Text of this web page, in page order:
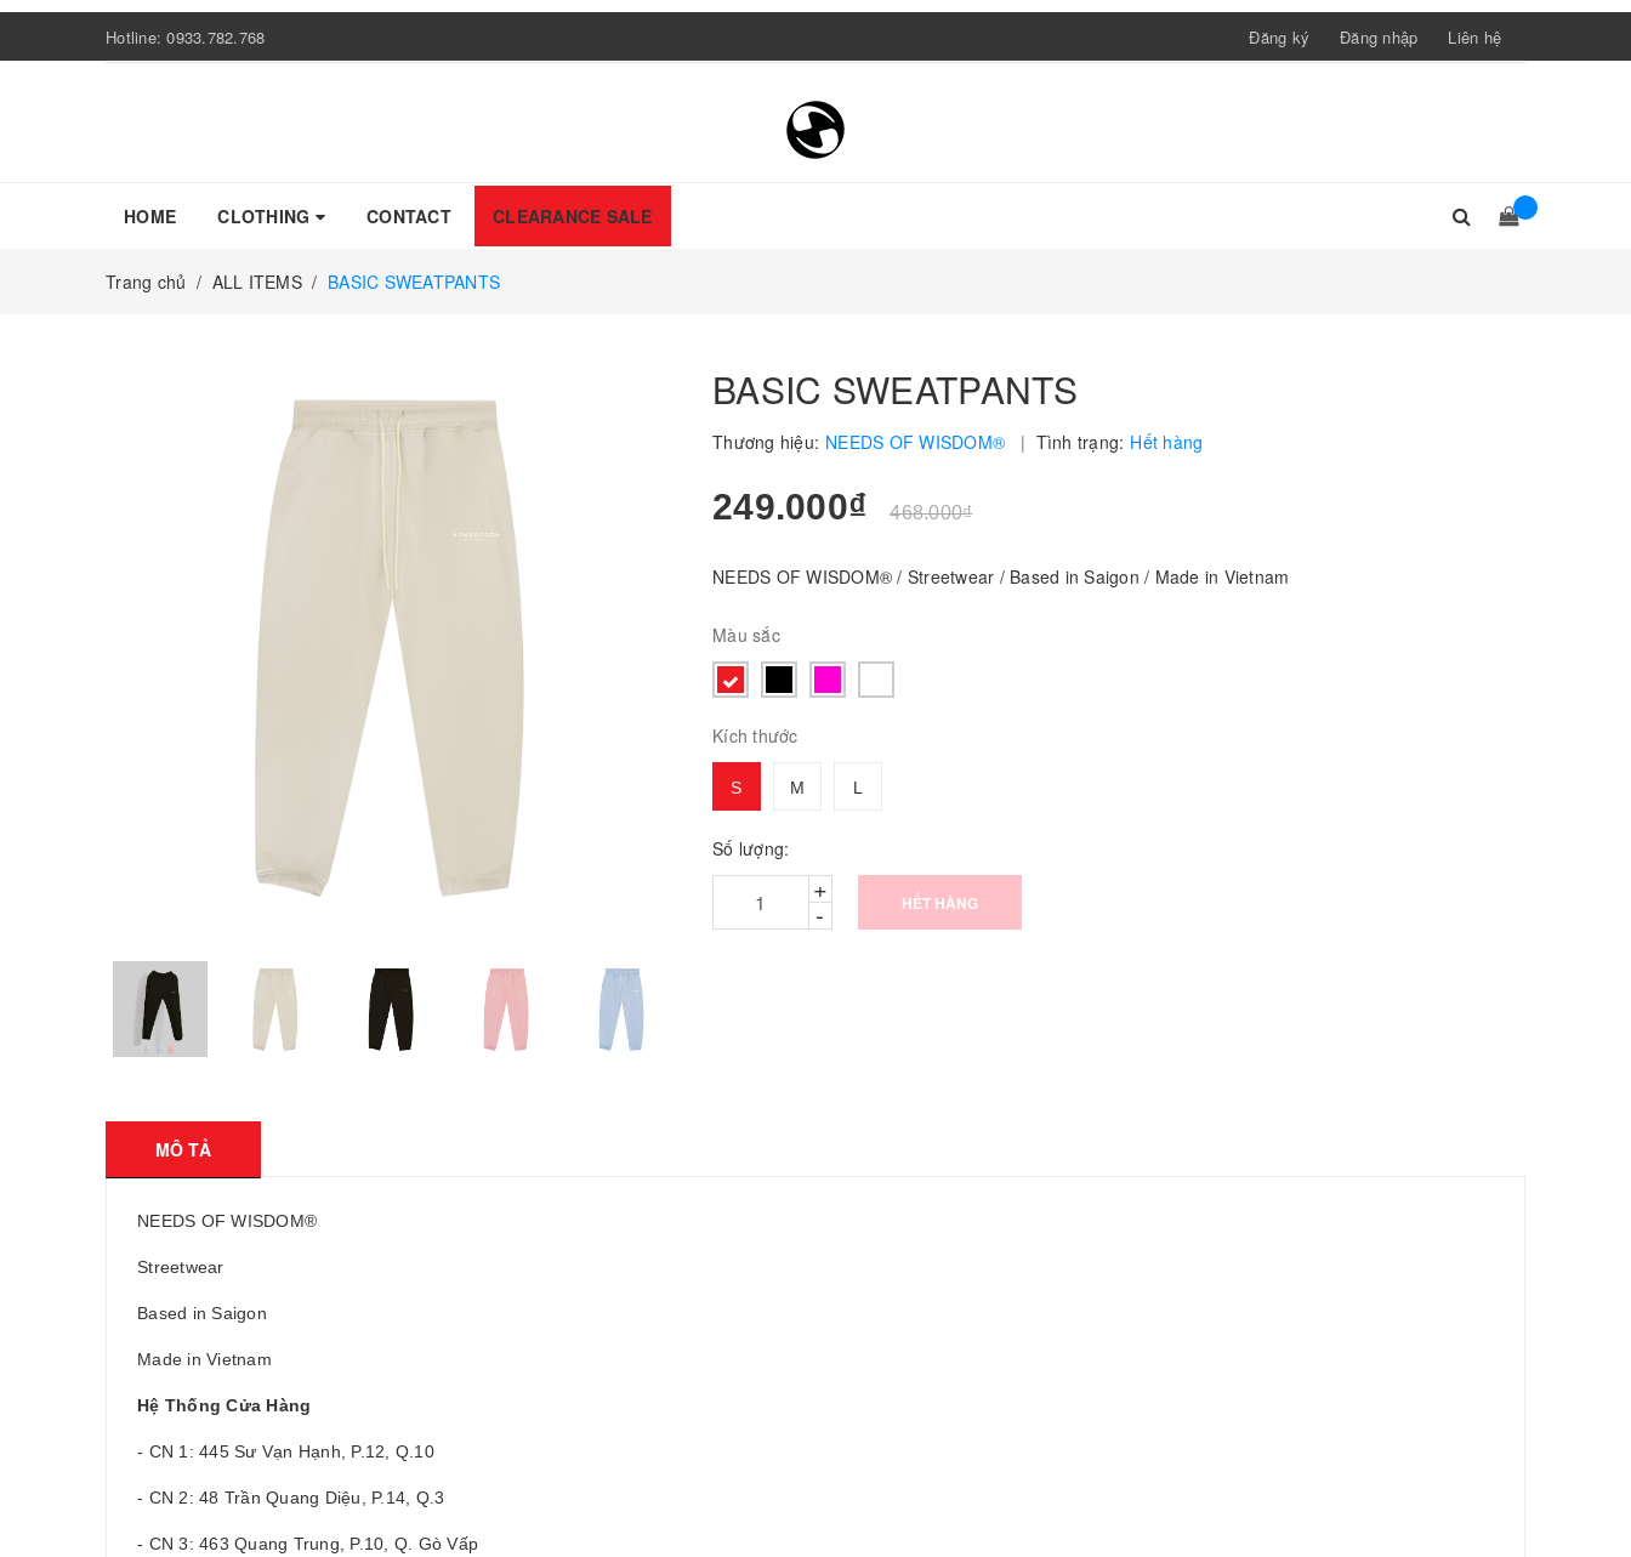
Hotline:0933.782.768 Đăng ký Đăng nhập Liên hệ
HOME CLOTHING CONTACT CLEARANCE SALE
Trang chủ / ALL ITEMS / BASIC SWEATPANTS
BASIC SWEATPANTS
Thương hiệu: NEEDS OF WISDOM® | Tình trạng: Hết hàng
249.000₫ 468.000₫
NEEDS OF WISDOM® / Streetwear / Based in Saigon / Made in Vietnam
Màu sắc
Kích thước
S M L
Số lượng:
+
- HẾT HÀNG
MÔ TẢ
NEEDS OF WISDOM®
Streetwear
Based in Saigon
Made in Vietnam
Hệ Thống Cửa Hàng
- CN 1: 445 Sư Vạn Hạnh, P.12, Q.10
- CN 2: 48 Trần Quang Diệu, P.14, Q.3
- CN 3: 463 Quang Trung, P.10, Q. Gò Vấp